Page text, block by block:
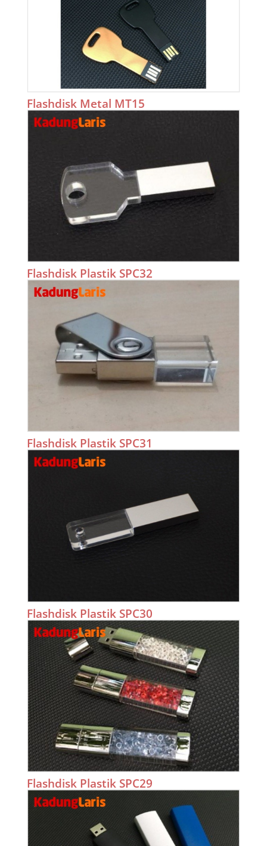
Flashdisk Metal MT15
Flashdisk Plastik SPC32
Flashdisk Plastik SPC31
Flashdisk Plastik SPC30
Flashdisk Plastik SPC29